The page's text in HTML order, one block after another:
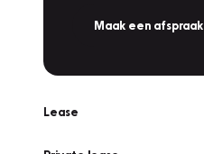
Maak een afspraak
Lease